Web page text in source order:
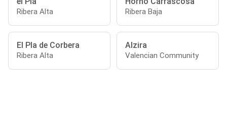
Ribera Alta Ribera Baja
El Pla de Corbera
Ribera Alta
Alzira
Valencian Community